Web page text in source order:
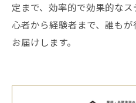
定まで、効率的で効果的な
心者から経験者まで、誰も
お届けします。